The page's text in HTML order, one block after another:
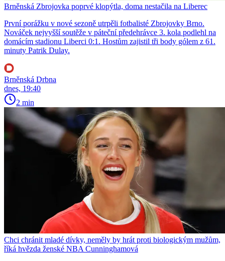
Brněnská Zbrojovka poprvé klopýtla, doma nestačila na Liberec
První porážku v nové sezoně utrpěli fotbalisté Zbrojovky Brno.
Nováček nejvyšší soutěže v páteční předehrávce 3. kola podlehl na
domácím stadionu Liberci 0:1. Hostům zajistil tři body gólem z 61.
minuty Patrik Dulay.
Brněnská Drbna
dnes, 19:40
2 min
Chci chránit mladé dívky, neměly by hrát proti biologickým mužům,
říká hvězda ženské NBA Cunninghamová